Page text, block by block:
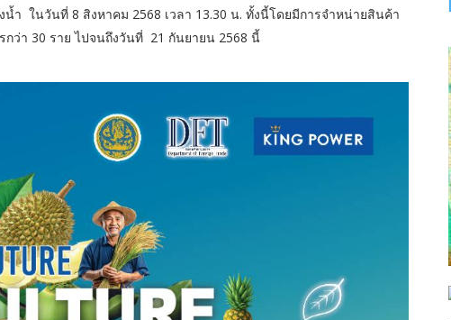
น้ำ ในวันที่ 8 สิงหาคม 2568 เวลา 13.30 น. ทั้งนี้โดยมีการจำหน่ายสินค้า
กว่า 30 ราย ไปจนถึงวันที่ 21 กันยายน 2568 นี้